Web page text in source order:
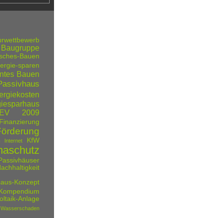
Baugruppe
Bauen
sparen
Bauen
2009
Finanzierung
Internet KfW
Konzept
Anlage
Wasserschaden